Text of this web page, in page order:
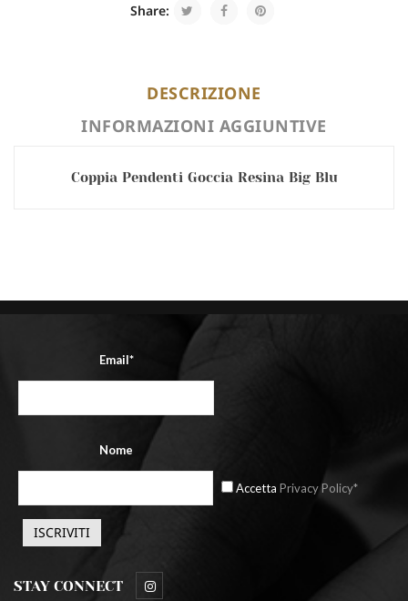
Share:
DESCRIZIONE
INFORMAZIONI AGGIUNTIVE
Coppia Pendenti Goccia Resina Big Blu
Email*
Nome
Accetta Privacy Policy*
STAY CONNECT